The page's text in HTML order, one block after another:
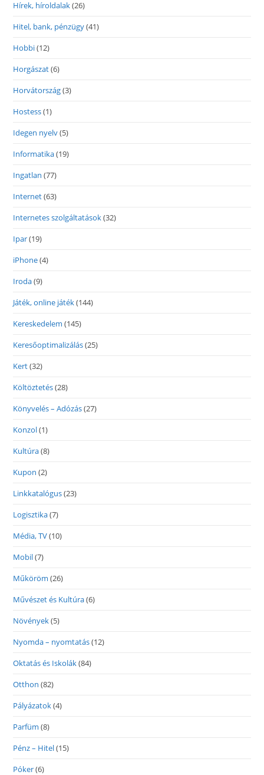
Hírek, híroldalak(26)
Hitel, bank, pénzügy(41)
Hobbi(12)
Horgászat(6)
Horvátország(3)
Hostess(1)
Idegen nyelv(5)
Informatika(19)
Ingatlan (77)
Internet(63)
Internetes szolgáltatások(32)
Ipar(19)
iPhone(4)
Iroda(9)
Játék, online játék(144)
Kereskedelem (145)
Keresőoptimalizálás(25)
Kert(32)
Költöztetés(28)
Könyvelés – Adózás(27)
Konzol(1)
Kultúra(8)
Kupon (2)
Linkkatalógus(23)
Logisztika(7)
Média, TV(10)
Mobil(7)
Műköröm (26)
Művészet és Kultúra(6)
Növények(5)
Nyomda – nyomtatás(12)
Oktatás és Iskolák(84)
Otthon (82)
Pályázatok(4)
Parfüm (8)
Pénz – Hitel(15)
Póker(6)